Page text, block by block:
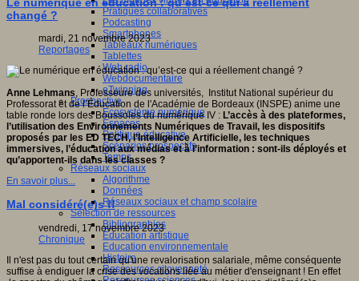
Pratiques collaboratives
Podcasting
Smartphones
Tableaux numériques
Tablettes
Web radio
Webdocumentaire
eTwinning
Prospective
Ecosystème numérique
Espaces
Politique éducative
Scénarios prospectifs
Temps
Réseaux sociaux
Algorithme
Données
Réseaux sociaux et champ scolaire
Sélection de ressources
Bibliographies
Education artistique
Education environnementale
Histoire
Ressources citoyenneté
Le numérique en éducation : qu’est-ce qui a réellement
changé ?
mardi, 21 novembre 2023
Reportages
Anne Lehmans, Professeure des universités, Institut National supérieur du
Professorat et de l’Éducation de l'Académie de Bordeaux (INSPE) anime une
table ronde lors des Boussoles du numérique IV : L’accès à des plateformes,
l’utilisation des Environnements Numériques de Travail, les dispositifs
proposés par les ED TECH, l’Intelligence Artificielle, les techniques
immersives, l’éducation aux médias et à l’information : sont-ils déployés et
qu’apportent-ils dans les classes ?
En savoir plus...
Mal considéré(e)s !!
vendredi, 17 novembre 2023
Chronique
Il n'est pas du tout certain qu'une revalorisation salariale, même conséquente
suffise à endiguer la crise des vocations liée au métier d'enseignant ! En effet